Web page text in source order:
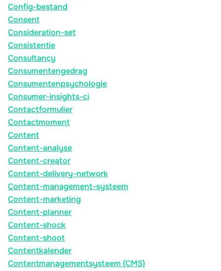
Config-bestand
Consent
Consideration-set
Consistentie
Consultancy
Consumentengedrag
Consumentenpsychologie
Consumer-insights-ci
Contactformulier
Contactmoment
Content
Content-analyse
Content-creator
Content-delivery-network
Content-management-systeem
Content-marketing
Content-planner
Content-shock
Content-shoot
Contentkalender
Contentmanagementsysteem (CMS)